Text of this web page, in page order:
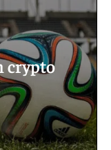
crypto